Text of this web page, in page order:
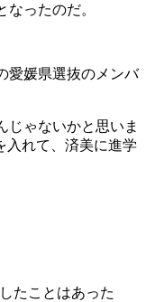
ったのだ。
愛媛県選抜のメンバ
じゃないかと思いま
入れて、済美に進学
たことはあった